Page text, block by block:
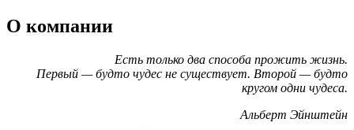
О компании
Есть только два способа прожить жизнь.
Первый — будто чудес не существует. Второй — будто
кругом одни чудеса.
Альберт Эйнштейн